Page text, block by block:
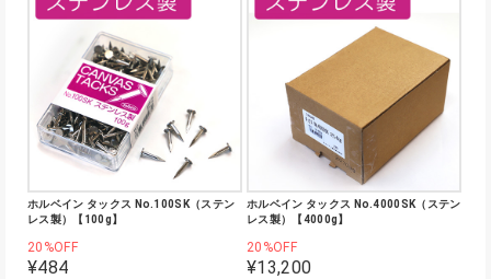
ホルベイン タックス No.100SK（ステン
レス製）【100g】
20%OFF
¥484
ホルベイン タックス No.4000SK（ステン
レス製）【4000g】
20%OFF
¥13,200